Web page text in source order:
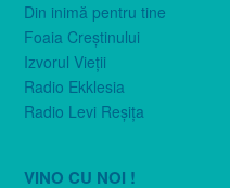
Din inimă pentru tine
Foaia Creştinului
Izvorul Vieţii
Radio Ekklesia
Radio Levi Reşiţa
VINO CU NOI !